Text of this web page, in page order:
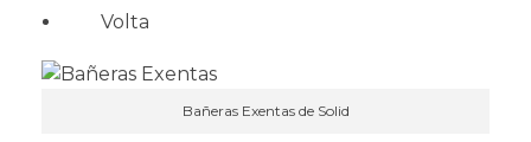
Volta
Bañeras Exentas de Solid